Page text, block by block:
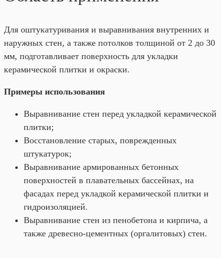
Для оштукатуривания и выравнивания внутренних и
наружных стен, а также потолков толщиной от 2 до 30
мм, подготавливает поверхность для укладки
керамической плитки и окраски.
Примеры использования
Выравнивание стен перед укладкой керамической
плитки;
Восстановление старых, поврежденных
штукатурок;
Выравнивание армированных бетонных
поверхностей в плавательных бассейнах, на
фасадах перед укладкой керамической плитки и
гидроизоляцией.
Выравнивание стен из пенобетона и кирпича, а
также древесно-цементных (оргалитовых) стен.